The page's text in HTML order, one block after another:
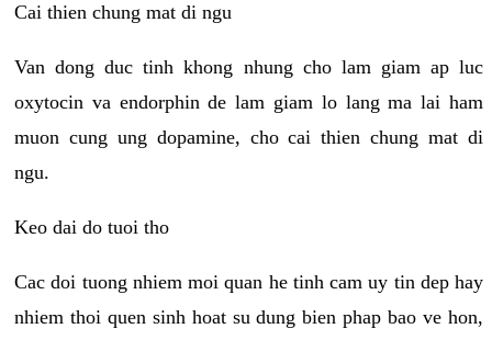
Cai thien chung mat di ngu
Van dong duc tinh khong nhung cho lam giam ap luc
oxytocin va endorphin de lam giam lo lang ma lai ham
muon cung ung dopamine, cho cai thien chung mat di
ngu.
Keo dai do tuoi tho
Cac doi tuong nhiem moi quan he tinh cam uy tin dep hay
nhiem thoi quen sinh hoat su dung bien phap bao ve hon,